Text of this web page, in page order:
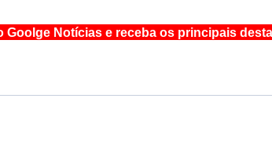
Goolge Notícias e receba os principais